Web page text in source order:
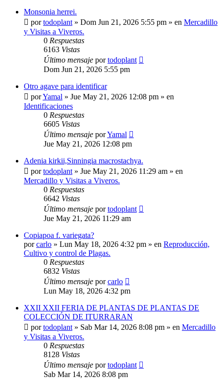
Monsonia herrei.
portodoplant » Dom Jun 21, 2026 5:55 pm » en Mercadillo
y Visitas a Viveros.
0 Respuestas
6163 Vistas
Último mensaje portodoplant
Dom Jun 21, 2026 5:55 pm
Otro agave para identificar
porYamal » Jue May 21, 2026 12:08 pm » en
Identificaciones
0 Respuestas
6605 Vistas
Último mensaje porYamal
Jue May 21, 2026 12:08 pm
Adenia kirkii,Sinningia macrostachya.
portodoplant » Jue May 21, 2026 11:29 am » en
Mercadillo y Visitas a Viveros.
0 Respuestas
6642 Vistas
Último mensaje portodoplant
Jue May 21, 2026 11:29 am
Copiapoa f. variegata?
porcarlo » Lun May 18, 2026 4:32 pm » en Reproducción,
Cultivo y control de Plagas.
0 Respuestas
6832 Vistas
Último mensaje porcarlo
Lun May 18, 2026 4:32 pm
XXII XXII FERIA DE PLANTAS DE PLANTAS DE
COLECCIÓN DE ITURRARAN
portodoplant » Sab Mar 14, 2026 8:08 pm » en Mercadillo
y Visitas a Viveros.
0 Respuestas
8128 Vistas
Último mensaje portodoplant
Sab Mar 14, 2026 8:08 pm